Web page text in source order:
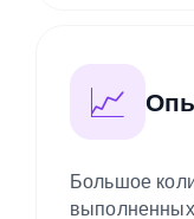
📈
Большое